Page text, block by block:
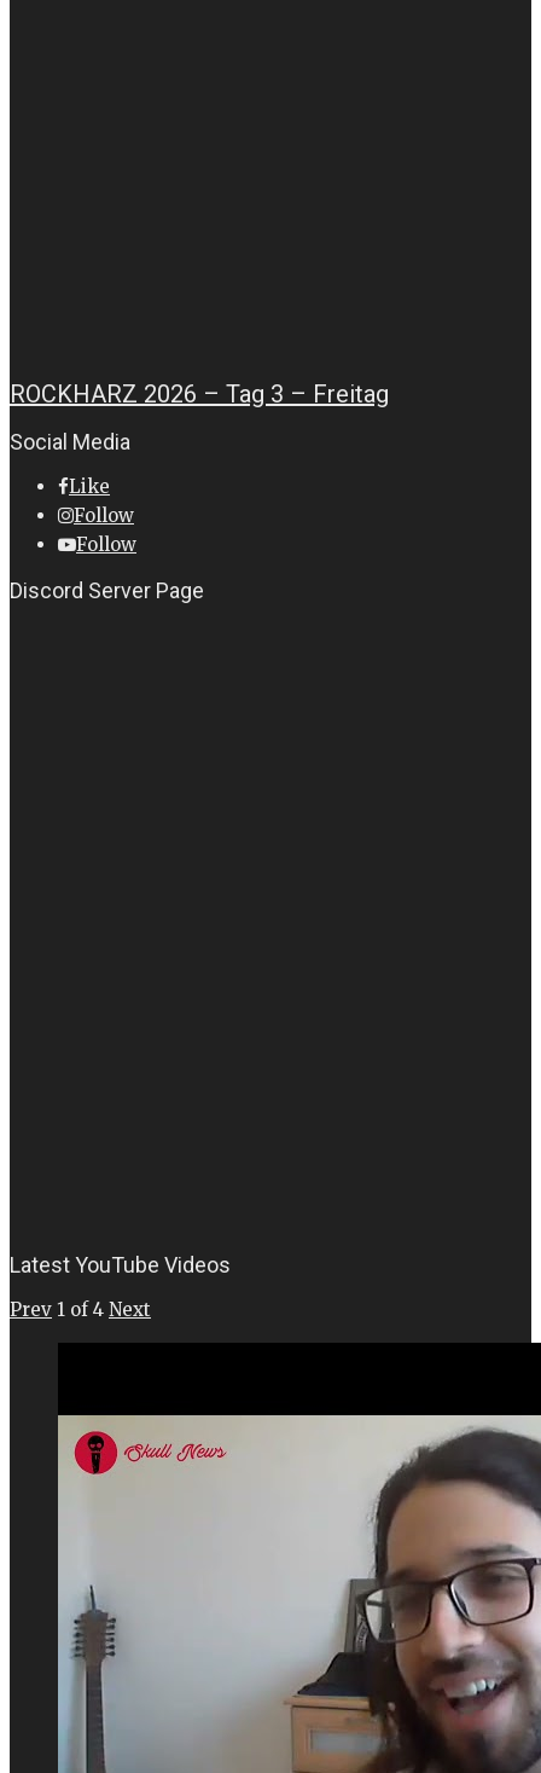
ROCKHARZ 2026 – Tag 3 – Freitag
Social Media
Like
Follow
Follow
Discord Server Page
Latest YouTube Videos
Prev 1 of 4 Next